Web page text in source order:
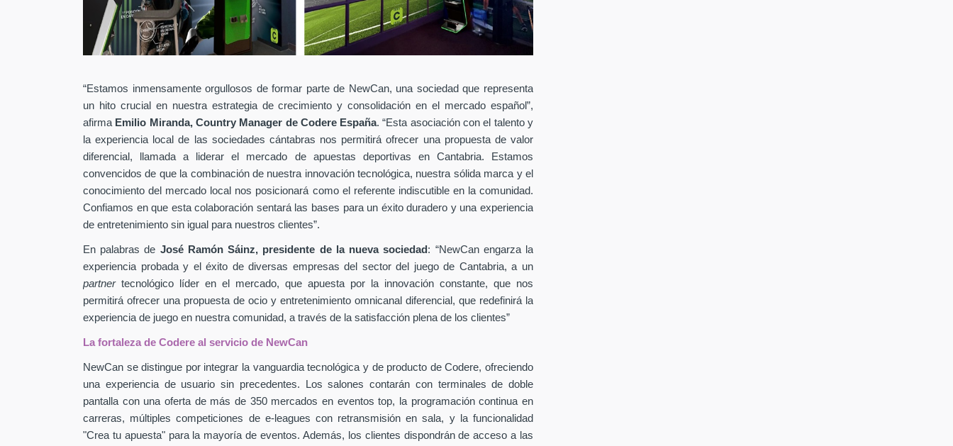
“Estamos inmensamente orgullosos de formar parte de NewCan, una sociedad que representa
un hito crucial en nuestra estrategia de crecimiento y consolidación en el mercado español”,
afirma Emilio Miranda, Country Manager de Codere España. “Esta asociación con el talento y
la experiencia local de las sociedades cántabras nos permitirá ofrecer una propuesta de valor
diferencial, llamada a liderar el mercado de apuestas deportivas en Cantabria. Estamos
convencidos de que la combinación de nuestra innovación tecnológica, nuestra sólida marca y el
conocimiento del mercado local nos posicionará como el referente indiscutible en la comunidad.
Confiamos en que esta colaboración sentará las bases para un éxito duradero y una experiencia
de entretenimiento sin igual para nuestros clientes”.
En palabras de José Ramón Sáinz, presidente de la nueva sociedad : “NewCan engarza la
experiencia probada y el éxito de diversas empresas del sector del juego de Cantabria, a un
partnertecnológico líder en el mercado, que apuesta por la innovación constante, que nos
permitirá ofrecer una propuesta de ocio y entretenimiento omnicanal diferencial, que redefinirá la
experiencia de juego en nuestra comunidad, a través de la satisfacción plena de los clientes”
La fortaleza de Codere al servicio de NewCan
NewCan se distingue por integrar la vanguardia tecnológica y de producto de Codere, ofreciendo
una experiencia de usuario sin precedentes. Los salones contarán con terminales de doble
pantalla con una oferta de más de 350 mercados en eventos top, la programación continua en
carreras, múltiples competiciones de e-leagues con retransmisión en sala, y la funcionalidad
"Crea tu apuesta" para la mayoría de eventos. Además, los clientes dispondrán de acceso a las